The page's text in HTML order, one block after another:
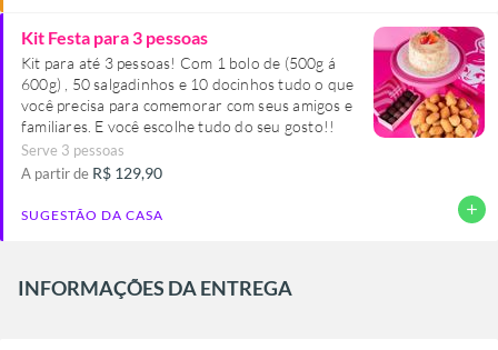
Kit Festa para 3 pessoas
Kit para até 3 pessoas! Com 1 bolo de (500g á
600g) , 50 salgadinhos e 10 docinhos tudo o que
você precisa para comemorar com seus amigos e
familiares. E você escolhe tudo do seu gosto!!
Serve 3 pessoas
A partir de R$ 129,90
add
SUGESTÃO DA CASA
INFORMAÇÕES DA ENTREGA